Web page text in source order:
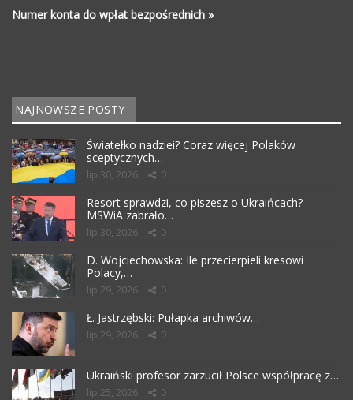
Numer konta do wpłat bezpośrednich »
NAJNOWSZE POSTY
Światełko nadziei? Coraz więcej Polaków
sceptycznych…
lip 30, 2026 0
Resort sprawdzi, co piszesz o Ukraińcach?
MSWiA zabrało…
lip 30, 2026 0
D. Wojciechowska: Ile przecierpieli kresowi
Polacy,…
lip 29, 2026 0
Ł. Jastrzębski: Pułapka archiwów…
lip 29, 2026 0
Ukraiński profesor zarzucił Polsce współpracę z…
lip 25, 2026 0